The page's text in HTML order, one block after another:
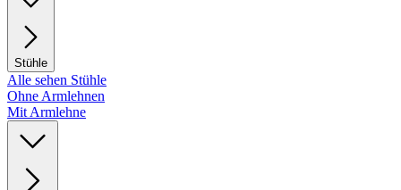
Stühle
Alle sehen Stühle
Ohne Armlehnen
Mit Armlehne